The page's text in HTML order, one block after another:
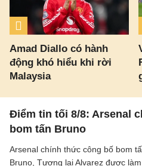
Amad Diallo có hành
động khó hiểu khi rời
Malaysia
Điểm tin tối 8/8: Arsenal
bom tấn Bruno
Arsenal chính thức công bố bom
Bruno, Tương lai Alvarez được